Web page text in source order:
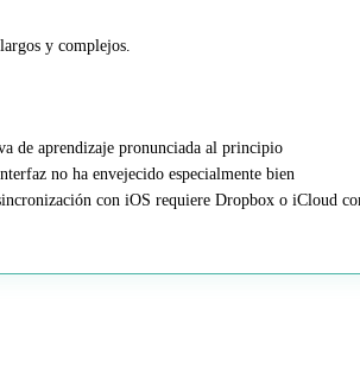
y complejos.
de aprendizaje pronunciada al principio
no ha envejecido especialmente bien
con iOS requiere Dropbox o iCloud